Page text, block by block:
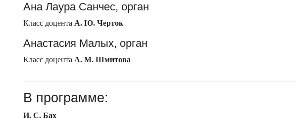
Ана Лаура Санчес, орган
Класс доцента А. Ю. Черток
Анастасия Малых, орган
Класс доцента А. М. Шмитова
В программе:
И. С. Бах